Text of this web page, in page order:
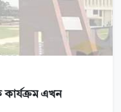
কার্যক্রম এখন